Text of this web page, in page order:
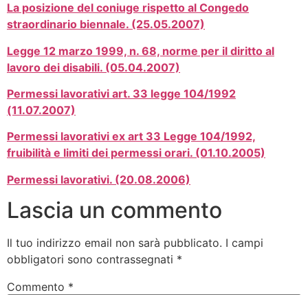
La posizione del coniuge rispetto al Congedo
straordinario biennale. (25.05.2007)
Legge 12 marzo 1999, n. 68, norme per il diritto al
lavoro dei disabili. (05.04.2007)
Permessi lavorativi art. 33 legge 104/1992
(11.07.2007)
Permessi lavorativi ex art 33 Legge 104/1992,
fruibilità e limiti dei permessi orari. (01.10.2005)
Permessi lavorativi. (20.08.2006)
Lascia un commento
Il tuo indirizzo email non sarà pubblicato. I campi
obbligatori sono contrassegnati *
Commento *